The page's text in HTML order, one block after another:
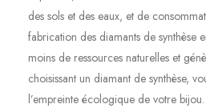
des sols et des eaux, et de
fabrication des diamants de synthèse
moins de ressources naturelles et
choisissant un diamant de synthèse,
l’empreinte écologique de votre bijou.